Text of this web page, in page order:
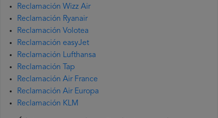
Reclamación Wizz Air
Reclamación Ryanair
Reclamación Volotea
Reclamación easyJet
Reclamación Lufthansa
Reclamación Tap
Reclamación Air France
Reclamación Air Europa
Reclamación KLM